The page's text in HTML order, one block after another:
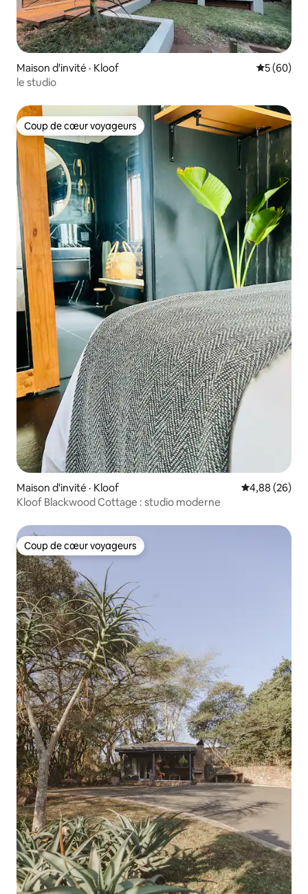
Maison d'invité · Kloof Note
5 (60)
le studio
Coup de cœur voyageurs
Coup de cœur voyageurs
Maison d'invité · Kloof Note
4,88 (26)
Kloof Blackwood Cottage : studio moderne
Coup de cœur voyageurs
Coup de cœur voyageurs